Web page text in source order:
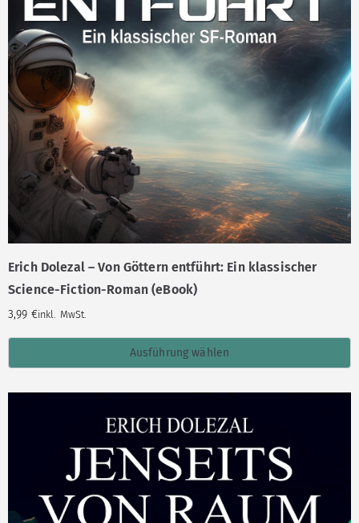
Erich Dolezal – Von Göttern entführt: Ein klassischer
Science-Fiction-Roman (eBook)
3,99 €inkl. MwSt.
Ausführung wählen